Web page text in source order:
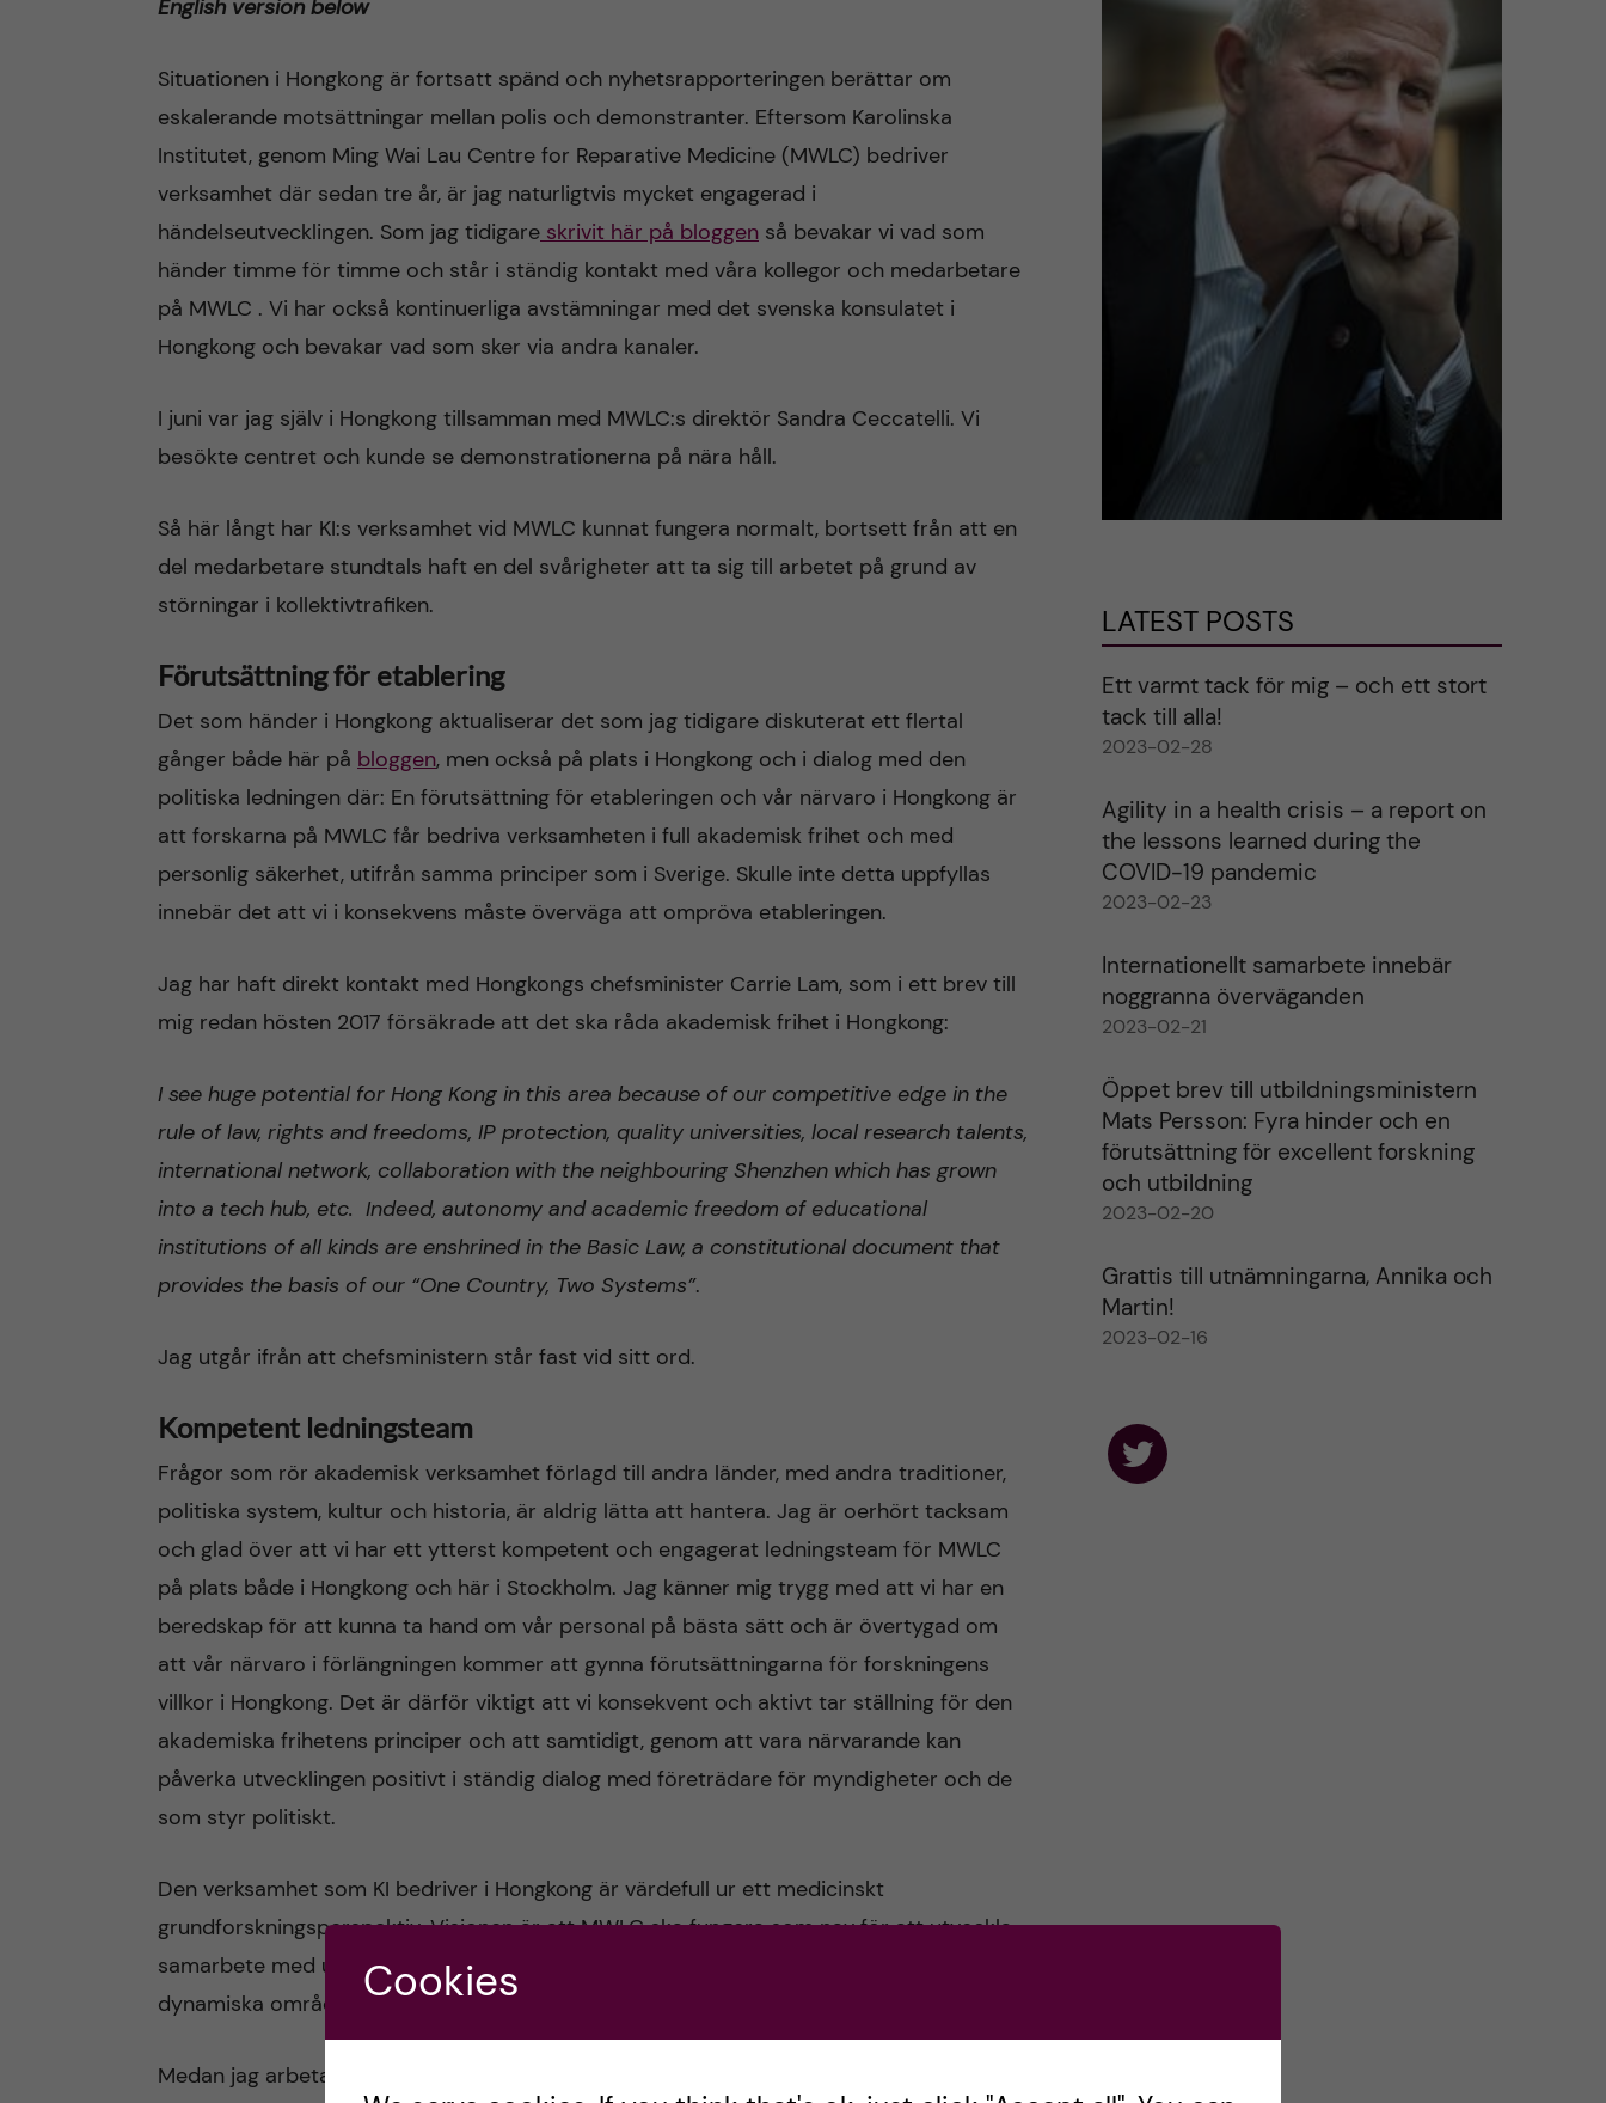
English version below
Situationen i Hongkong är fortsatt spänd och nyhetsrapporteringen berättar om
eskalerande motsättningar mellan polis och demonstranter. Eftersom Karolinska
Institutet, genom Ming Wai Lau Centre for Reparative Medicine (MWLC) bedriver
verksamhet där sedan tre år, är jag naturligtvis mycket engagerad i
händelseutvecklingen. Som jag tidigare skrivit här på bloggen så bevakar vi vad som
händer timme för timme och står i ständig kontakt med våra kollegor och medarbetare
på MWLC . Vi har också kontinuerliga avstämningar med det svenska konsulatet i
Hongkong och bevakar vad som sker via andra kanaler.
I juni var jag själv i Hongkong tillsamman med MWLC:s direktör Sandra Ceccatelli. Vi
besökte centret och kunde se demonstrationerna på nära håll.
Så här långt har KI:s verksamhet vid MWLC kunnat fungera normalt, bortsett från att en
del medarbetare stundtals haft en del svårigheter att ta sig till arbetet på grund av
störningar i kollektivtrafiken.
Förutsättning för etablering
Det som händer i Hongkong aktualiserar det som jag tidigare diskuterat ett flertal
gånger både här på bloggen, men också på plats i Hongkong och i dialog med den
politiska ledningen där: En förutsättning för etableringen och vår närvaro i Hongkong är
att forskarna på MWLC får bedriva verksamheten i full akademisk frihet och med
personlig säkerhet, utifrån samma principer som i Sverige. Skulle inte detta uppfyllas
innebär det att vi i konsekvens måste överväga att ompröva etableringen.
Jag har haft direkt kontakt med Hongkongs chefsminister Carrie Lam, som i ett brev till
mig redan hösten 2017 försäkrade att det ska råda akademisk frihet i Hongkong:
I see huge potential for Hong Kong in this area because of our competitive edge in the
rule of law, rights and freedoms, IP protection, quality universities, local research talents,
international network, collaboration with the neighbouring Shenzhen which has grown
into a tech hub, etc. Indeed, autonomy and academic freedom of educational
institutions of all kinds are enshrined in the Basic Law, a constitutional document that
provides the basis of our “One Country, Two Systems”.
Jag utgår ifrån att chefsministern står fast vid sitt ord.
Kompetent ledningsteam
Frågor som rör akademisk verksamhet förlagd till andra länder, med andra traditioner,
politiska system, kultur och historia, är aldrig lätta att hantera. Jag är oerhört tacksam
och glad över att vi har ett ytterst kompetent och engagerat ledningsteam för MWLC
på plats både i Hongkong och här i Stockholm. Jag känner mig trygg med att vi har en
beredskap för att kunna ta hand om vår personal på bästa sätt och är övertygad om
att vår närvaro i förlängningen kommer att gynna förutsättningarna för forskningens
villkor i Hongkong. Det är därför viktigt att vi konsekvent och aktivt tar ställning för den
akademiska frihetens principer och att samtidigt, genom att vara närvarande kan
påverka utvecklingen positivt i ständig dialog med företrädare för myndigheter och de
som styr politiskt.
Den verksamhet som KI bedriver i Hongkong är värdefull ur ett medicinskt
grundforskningsperspektiv. Visionen är att MWLC ska fungera som nav för att utveckla
samarbete med universitet i Hong Kong och i Greater Bay Area – ett av de mest
dynamiska områdena för forskning och utveckling i Asien.
Medan jag arbetade med denna blogg kom ett
LATEST POSTS
Ett varmt tack för mig – och ett stort
tack till alla!
2023-02-28
Agility in a health crisis – a report on
the lessons learned during the
COVID-19 pandemic
2023-02-23
Internationellt samarbete innebär
noggranna överväganden
2023-02-21
Öppet brev till utbildningsministern
Mats Persson: Fyra hinder och en
förutsättning för excellent forskning
och utbildning
2023-02-20
Grattis till utnämningarna, Annika och
Martin!
2023-02-16
F
Cookies